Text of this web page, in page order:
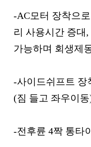
-AC모터 장착으
리 사용시간 증대
가능하며 회생제
-사이드쉬프트 장
(짐 들고 좌우이동
-전후륜 4짝 통타